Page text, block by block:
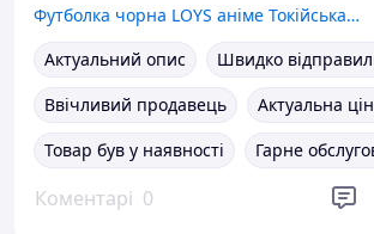
Футболка чорна LOYS аніме Токійська Гуль S
Актуальний опис
Швидко
Ввічливий продавець
Актуальна
Товар був у наявності
Гарне
Коментарі 0